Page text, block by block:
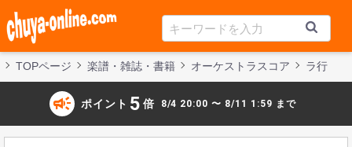
TOPページ 楽譜・雑誌・書籍 オーケストラスコア ラ行
campaign ポイント 5 倍 8/4 20:00 〜 8/11 1:59 まで